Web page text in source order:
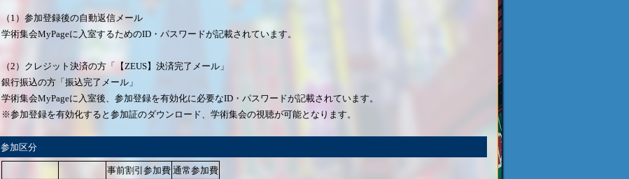
（1）参加登録後の自動返信メール
学術集会MyPageに入室するためのID・パスワードが記載されています。
（2）クレジット決済の方「【ZEUS】決済完了メール」
銀行振込の方「振込完了メール」
学術集会MyPageに入室後、参加登録を有効化に必要なID・パスワードが記載されています。
※参加登録を有効化すると参加証のダウンロード、学術集会の視聴が可能となります。
参加区分
事前割引参加費 通常参加費